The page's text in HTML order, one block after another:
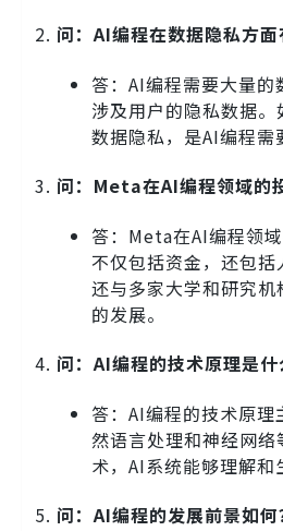
问：AI编程在数据隐私方面
答：AI编程需要大量
涉及用户的隐私数据
数据隐私，是AI编程需
问：Meta在AI编程领域的
答：Meta在AI编程领
不仅包括资金，还包
还与多家大学和研究
的发展。
问：AI编程的技术原理是什
答：AI编程的技术原
然语言处理和神经网
术，AI系统能够理解和
问：AI编程的发展前景如何